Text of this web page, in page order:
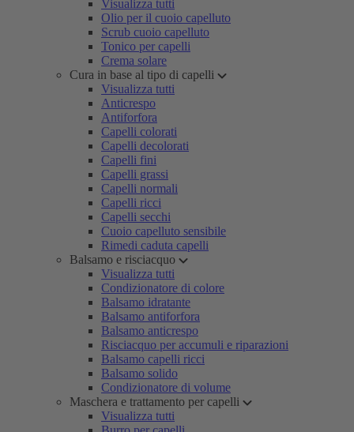
Visualizza tutti
Olio per il cuoio capelluto
Scrub cuoio capelluto
Tonico per capelli
Crema solare
Cura in base al tipo di capelli
Visualizza tutti
Anticrespo
Antiforfora
Capelli colorati
Capelli decolorati
Capelli fini
Capelli grassi
Capelli normali
Capelli ricci
Capelli secchi
Cuoio capelluto sensibile
Rimedi caduta capelli
Balsamo e risciacquo
Visualizza tutti
Condizionatore di colore
Balsamo idratante
Balsamo antiforfora
Balsamo anticrespo
Risciacquo per accumuli e riparazioni
Balsamo capelli ricci
Balsamo solido
Condizionatore di volume
Maschera e trattamento per capelli
Visualizza tutti